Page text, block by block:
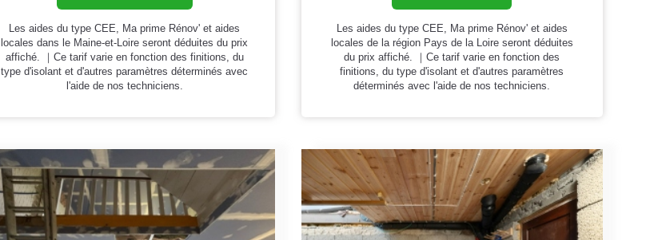
Les aides du type CEE, Ma prime Rénov' et aides
locales dans le Maine-et-Loire seront déduites du prix
affiché. ｜Ce tarif varie en fonction des finitions, du
type d'isolant et d'autres paramètres déterminés avec
l'aide de nos techniciens.
Les aides du type CEE, Ma prime Rénov' et aides
locales de la région Pays de la Loire seront déduites
du prix affiché. ｜Ce tarif varie en fonction des
finitions, du type d'isolant et d'autres paramètres
déterminés avec l'aide de nos techniciens.